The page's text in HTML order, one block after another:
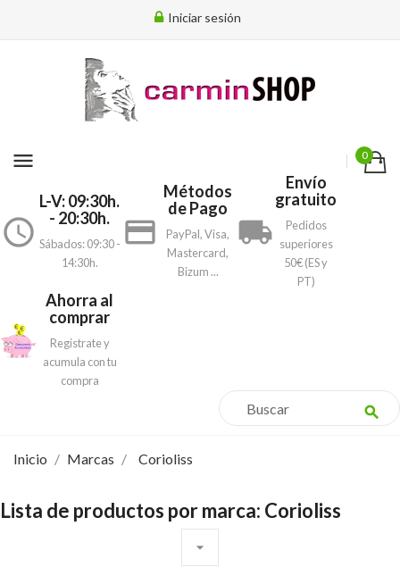
Iniciar sesión
menu 0
access_time
L-V: 09:30h.
- 20:30h.
Sábados: 09:30 -
14:30h.
payment
Métodos
de Pago
PayPal, Visa,
Mastercard,
Bizum ...
local_shipping
Envío
gratuito
Pedidos
superiores
50€ (ES y
PT)
Ahorra al
comprar
Registrate y
acumula con tu
compra
search
Inicio Marcas Corioliss
Lista de productos por marca: Corioliss
arrow_drop_down